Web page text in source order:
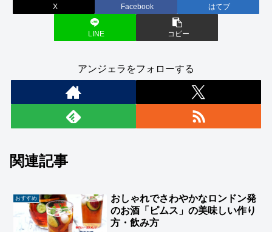
X Facebook はてブ
LINE コピー
アンジェラをフォローする
関連記事
おすすめ
おしゃれでさわやかなロンドン発
のお酒「ピムス」の美味しい作り
方・飲み方